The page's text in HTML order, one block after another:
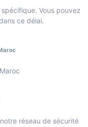
Vous pouvez
ce délai.
réseau de sécurité